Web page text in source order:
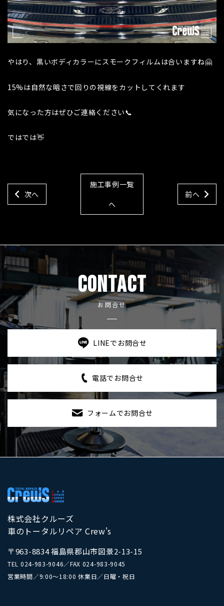
やはり、黒いボディカラーにスモークフィルムは合いますね🤗
15%は自然な暗さで回りの視線をカットしてくれます
気になった方はぜひご連絡ください📞
ではでは👋
次へ
施工事例一覧
へ
前へ
CONTACT
お問合せ
LINEでお問合せ
電話でお問合せ
フォームでお問合せ
株式会社クルーズ
車のトータルリペア Crew's
〒963-8834 福島県郡山市図景2-13-15
TEL 024-983-9046／FAX 024-983-9045
営業時間／9:00～18:00 休業日／日曜・祝日